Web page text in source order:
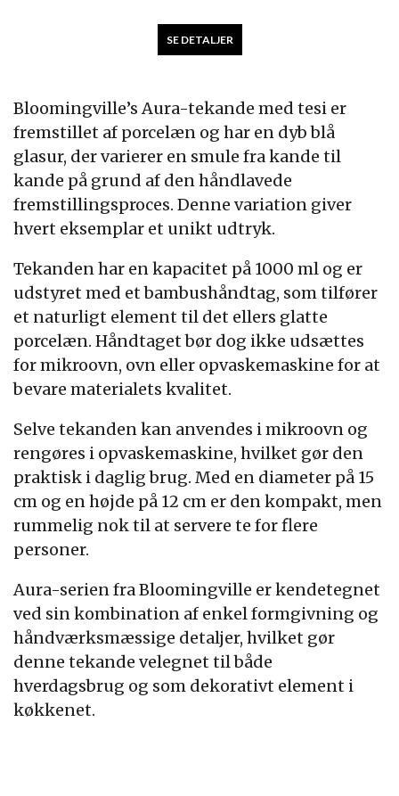
Bloomingville’s Aura-tekande med tesi er
fremstillet af porcelæn og har en dyb blå
glasur, der varierer en smule fra kande til
kande på grund af den håndlavede
fremstillingsproces. Denne variation giver
hvert eksemplar et unikt udtryk.
Tekanden har en kapacitet på 1000 ml og er
udstyret med et bambushåndtag, som tilfører
et naturligt element til det ellers glatte
porcelæn. Håndtaget bør dog ikke udsættes
for mikroovn, ovn eller opvaskemaskine for at
bevare materialets kvalitet.
Selve tekanden kan anvendes i mikroovn og
rengøres i opvaskemaskine, hvilket gør den
praktisk i daglig brug. Med en diameter på 15
cm og en højde på 12 cm er den kompakt, men
rummelig nok til at servere te for flere
personer.
Aura-serien fra Bloomingville er kendetegnet
ved sin kombination af enkel formgivning og
håndværksmæssige detaljer, hvilket gør
denne tekande velegnet til både
hverdagsbrug og som dekorativt element i
køkkenet.
SE DETALJER